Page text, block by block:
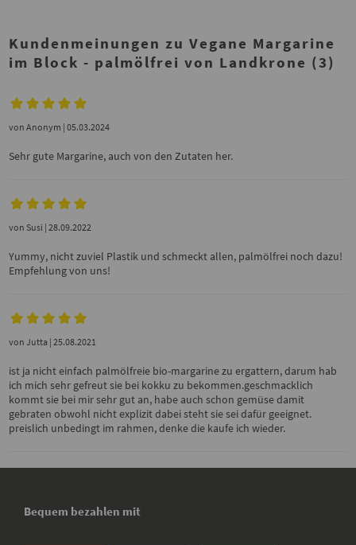
Kundenmeinungen zu Vegane Margarine
im Block - palmölfrei von Landkrone (3)
vonAnonym | 05.03.2024
Sehr gute Margarine, auch von den Zutaten her.
vonSusi | 28.09.2022
Yummy, nicht zuviel Plastik und schmeckt allen, palmölfrei noch dazu!
Empfehlung von uns!
vonJutta | 25.08.2021
ist ja nicht einfach palmölfreie bio-margarine zu ergattern, darum hab
ich mich sehr gefreut sie bei kokku zu bekommen.geschmacklich
kommt sie bei mir sehr gut an, habe auch schon gemüse damit
gebraten obwohl nicht explizit dabei steht sie sei dafür geeignet.
preislich unbedingt im rahmen, denke die kaufe ich wieder.
Bequem bezahlen mit